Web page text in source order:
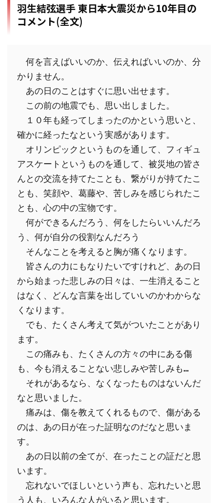
羽生結弦選手 東日本大震災から10年目の
コメント(全文)
何を言えばいいのか、伝えればいいのか、分
かりません。
あの日のことはすぐに思い出せます。
この前の地震でも、思い出しました。
１０年も経ってしまったのかという思いと、
確かに経ったなという実感があります。
オリンピックというものを通して、フィギュ
アスケートというものを通して、被災地の皆さ
んとの交流を持てたことも、繋がりが持てたこ
とも、笑顔や、葛藤や、苦しみを感じられたこ
とも、心の中の宝物です。
何ができるんだろう、何をしたらいいんだろ
う、何が自分の役割なんだろう
そんなことを考えると胸が痛くなります。
皆さんの力にもなりたいですけれど、あの日
から始まった悲しみの日々は、一生消えること
はなく、どんな言葉を出していいのかわからな
くなります。
でも、たくさん考えて気がついたことがあり
ます。
この痛みも、たくさんの方々の中にある傷
も、今も消えることない悲しみや苦しみも…
それがあるなら、なくなったものはないんだ
なと思いました。
痛みは、傷を教えてくれるもので、傷がある
のは、あの日が在った証明なのだなと思いま
す。
あの日以前の全てが、在ったことの証だと思
います。
忘れないでほしいという声も、忘れたいと思
う人も、いろんな人がいると思います。